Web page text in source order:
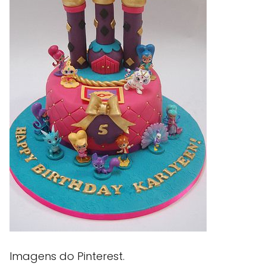
Imagens do Pinterest.